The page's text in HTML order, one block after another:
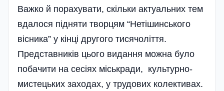
Важко й порахувати, скільки актуальних тем
вдалося підняти творцям “Нетішинського
вісника” у кінці другого тисячоліття.
Представників цього видання можна було
побачити на сесіях міськради, культурно-
мистецьких заходах, у трудових колективах.